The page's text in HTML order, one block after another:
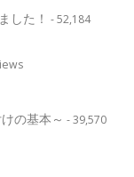
した！ - 52,184
の基本～ - 39,570